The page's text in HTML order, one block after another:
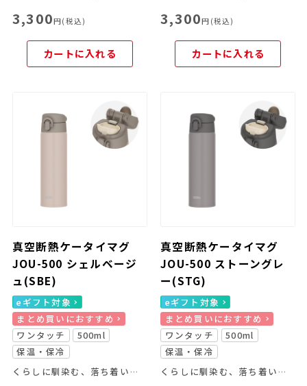
3,300円(税込)
カートに入れる
3,300円(税込)
カートに入れる
真空断熱ケータイマグ
JOU-500 シェルベージ
ュ(SBE)
eギフト対象
まとめ買いにおすすめ
ワンタッチ
500ml
保温・保冷
くらしに馴染む、落ち着いたカラーリングのケータイマグです。
真空断熱ケータイマグ
JOU-500 ストーングレ
ー(STG)
eギフト対象
まとめ買いにおすすめ
ワンタッチ
500ml
保温・保冷
くらしに馴染む、落ち着いたカラーリングのケータイマグです。